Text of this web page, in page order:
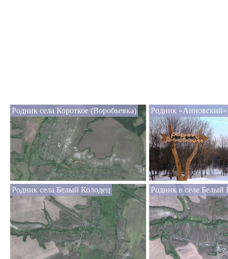
Родник села Короткое (Воробьевка) Родник
Родник села Белый Колодец Родник в селе Белый